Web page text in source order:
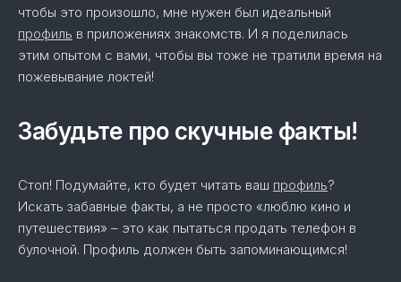
чтобы это произошло, мне нужен был идеальный
профиль в приложениях знакомств. И я поделилась
этим опытом с вами, чтобы вы тоже не тратили время на
пожевывание локтей!
Забудьте про скучные факты!
Стоп! Подумайте, кто будет читать ваш профиль?
Искать забавные факты, а не просто «люблю кино и
путешествия» – это как пытаться продать телефон в
булочной. Профиль должен быть запоминающимся!